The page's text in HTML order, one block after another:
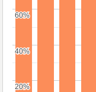
20%
20%
40%
40%
60%
60%